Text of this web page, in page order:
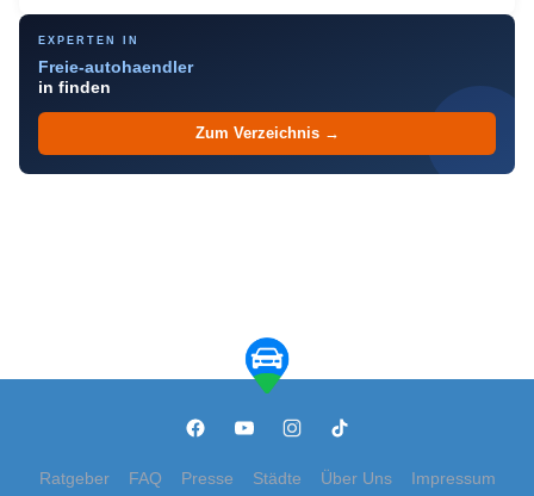
EXPERTEN IN
Freie-autohaendler
in finden
Zum Verzeichnis →
Ratgeber FAQ Presse Städte Über Uns Impressum